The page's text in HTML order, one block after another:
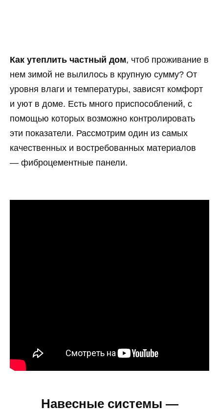
Как утеплить частный дом, чтоб проживание в
нем зимой не вылилось в крупную сумму? От
уровня влаги и температуры, зависят комфорт
и уют в доме. Есть много приспособлений, с
помощью которых возможно контролировать
эти показатели. Рассмотрим один из самых
качественных и востребованных материалов
— фиброцементные панели.
Навесные системы —